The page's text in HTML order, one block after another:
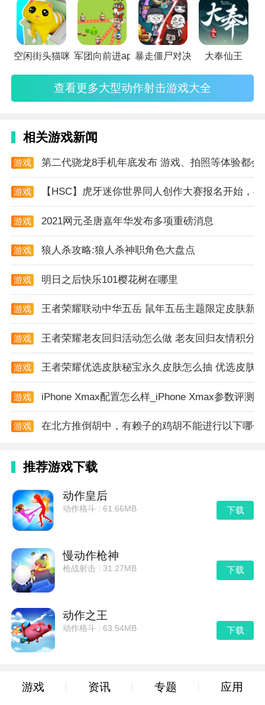
习不同的格斗技巧，不同的玩法带来不同的挑战，喜欢
的玩家赶紧下载 吧。
小编点评
游戏的操作手感十分地优秀，在玩家的操作中打出很多
厉害的操作，游戏中有很多不同的对手能让用户来进行
上面就是去秀小编为你带来的
空闲街头猫咪战斗app军团向前进app暴走僵尸对决 大奉仙王
查看更多大型动作射击游戏大全
相关游戏新闻
游戏
第二代骁龙8手机年底发布 游戏、拍照等体验都会
游戏
【HSC】虎牙迷你世界同人创作大赛报名开始，4
游戏
2021网元圣唐嘉年华发布多项重磅消息
游戏
狼人杀攻略:狼人杀神职角色大盘点
游戏
明日之后快乐101樱花树在哪里
游戏
王者荣耀联动中华五岳 鼠年五岳主题限定皮肤新
游戏
王者荣耀老友回归活动怎么做 老友回归友情积分
游戏
王者荣耀优选皮肤秘宝永久皮肤怎么抽 优选皮肤
游戏
iPhone Xmax配置怎么样_iPhone Xmax参数评测
游戏
在北方推倒胡中，有赖子的鸡胡不能进行以下哪
推荐游戏下载
动作皇后
动作格斗 61.66MB 下载
慢动作枪神
枪战射击| 31.27MB 下载
动作之王
动作格斗 63.54MB 下载
游戏 资讯 专题 应用